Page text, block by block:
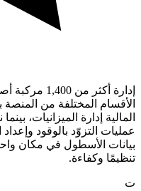
إدارة أكثر
الأقسام المختلفة من
المالية إدارة الميزانيات،
عمليات التزوّد بالوقود
بيانات الأسطول في مكان
تنظيمًا وكفاءة.
ت